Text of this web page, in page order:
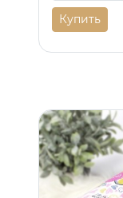
Купить